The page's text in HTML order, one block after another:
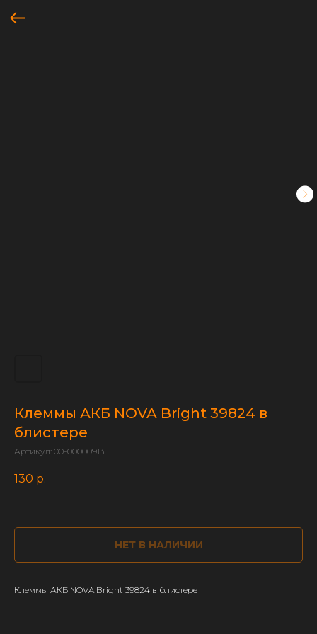
Клеммы АКБ NOVA Bright 39824 в
блистере
Артикул: 00-00000913
130 р.
НЕТ В НАЛИЧИИ
Клеммы АКБ NOVA Bright 39824 в блистере